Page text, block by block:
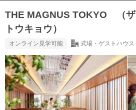
THE MAGNUS TOKYO （
トウキョウ）
オンライン見学可能 式場・ゲストハウス